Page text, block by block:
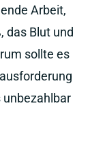
Arbeit,
das Blut und
sollte es